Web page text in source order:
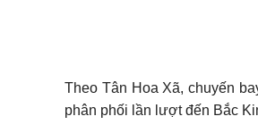
Theo Tân Hoa Xã, chuyến
phân phối lần lượt đến Bắc